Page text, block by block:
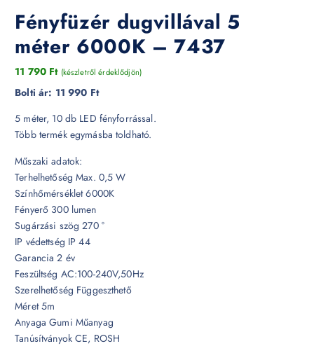
Fényfüzér dugvillával 5
méter 6000K – 7437
11 790 Ft (készletről érdeklődjön)
Bolti ár: 11 990 Ft
5 méter, 10 db LED fényforrással.
Több termék egymásba toldható.
Műszaki adatok:
Terhelhetőség Max. 0,5 W
Színhőmérséklet 6000K
Fényerő 300 lumen
Sugárzási szög 270 °
IP védettség IP 44
Garancia 2 év
Feszültség AC:100-240V,50Hz
Szerelhetőség Függeszthető
Méret 5m
Anyaga Gumi Műanyag
Tanúsítványok CE, ROSH